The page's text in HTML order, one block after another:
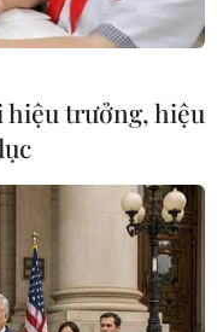
(Vietnam+)
hiệu trưởng, hiệu